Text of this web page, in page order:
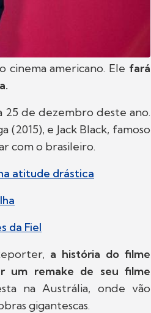
cinema americano. Ele fará
de dezembro deste ano.
e Jack Black, famoso
com o brasileiro.
atitude drástica
da Fiel
a história do filme
um remake de seu filme
na Austrália, onde vão
gigantescas.